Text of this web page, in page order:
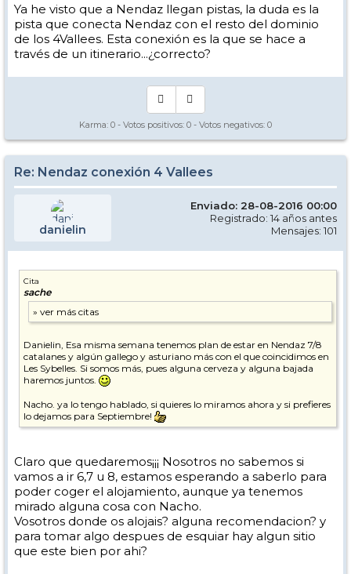
Ya he visto que a Nendaz llegan pistas, la duda es la
pista que conecta Nendaz con el resto del dominio
de los 4Vallees. Esta conexión es la que se hace a
través de un itinerario...¿correcto?
Karma: 0 - Votos positivos: 0 - Votos negativos: 0
Re: Nendaz conexión 4 Vallees
danielin
Enviado: 28-08-2016 00:00
Registrado: 14 años antes
Mensajes: 101
Cita
sache
Danielin, Esa misma semana tenemos plan de estar en Nendaz 7/8
catalanes y algún gallego y asturiano más con el que coincidimos en
Les Sybelles. Si somos más, pues alguna cerveza y alguna bajada
haremos juntos.
Nacho. ya lo tengo hablado, si quieres lo miramos ahora y si prefieres
lo dejamos para Septiembre!
Claro que quedaremos¡¡¡ Nosotros no sabemos si
vamos a ir 6,7 u 8, estamos esperando a saberlo para
poder coger el alojamiento, aunque ya tenemos
mirado alguna cosa con Nacho.
Vosotros donde os alojais? alguna recomendacion? y
para tomar algo despues de esquiar hay algun sitio
que este bien por ahi?